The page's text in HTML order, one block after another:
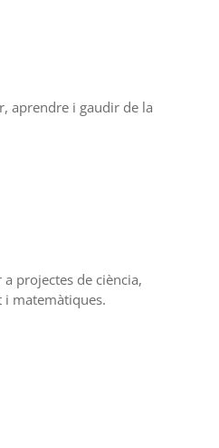
aprendre i gaudir de la
projectes de ciència,
i matemàtiques.